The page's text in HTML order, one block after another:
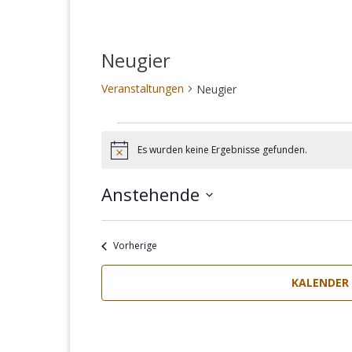
Neugier
Veranstaltungen Neugier
Veranstaltungen
HinweisEs wurden keine Ergebnisse gefunden.
Anstehende
Datum
wählen.
VorherigeVeranstaltungen